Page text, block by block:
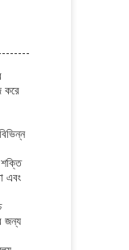
করে
শক্তি
এবং
জন্য